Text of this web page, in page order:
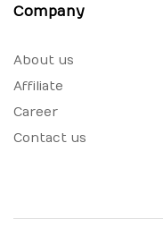
Company
About us
Affiliate
Career
Contact us